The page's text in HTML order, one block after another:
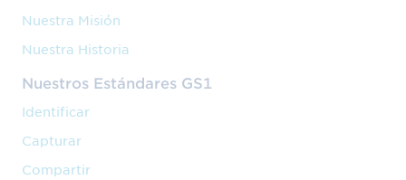
Nuestra Misión
Nuestra Historia
Nuestros Estándares GS1
Identificar
Capturar
Compartir